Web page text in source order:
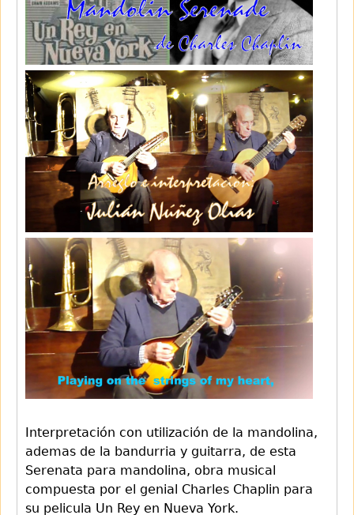
Interpretación con utilización de la mandolina,
ademas de la bandurria y guitarra, de esta
Serenata para mandolina, obra musical
compuesta por el genial Charles Chaplin para
su pelicula Un Rey en Nueva York.